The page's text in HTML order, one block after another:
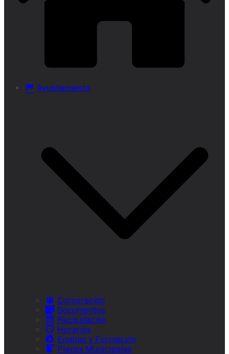
Ayuntamiento
Corporación
Documentos
Recaudación
Horarios
Empleo y Formación
Plenos Municipales